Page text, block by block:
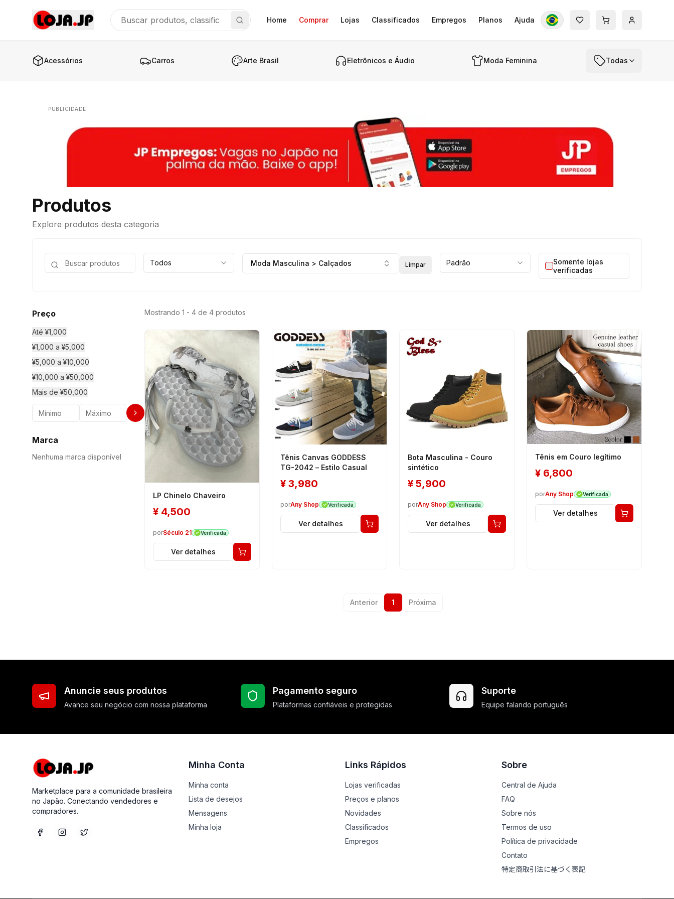
Home Comprar Lojas Classificados Empregos Planos Ajuda
Acessórios Carros Arte Brasil Eletrônicos e Áudio Moda Feminina Todas
PUBLICIDADE
Produtos
Explore produtos desta categoria
Todos Moda Masculina > Calçados Limpar Padrão
Somente lojas
verificadas
Preço
Até ¥1,000
¥1,000 a ¥5,000
¥5,000 a ¥10,000
¥10,000 a ¥50,000
Mais de ¥50,000
Marca
Nenhuma marca disponível
Mostrando 1 - 4 de 4 produtos
LP Chinelo Chaveiro
¥ 4,500
porSéculo 21 Verificada
Ver detalhes
Tênis Canvas GODDESS
TG-2042 – Estilo Casual
¥ 3,980
porAny Shop Verificada
Ver detalhes
Bota Masculina - Couro
sintético
¥ 5,900
porAny Shop Verificada
Ver detalhes
Tênis em Couro legítimo
¥ 6,800
porAny Shop Verificada
Ver detalhes
Anterior 1 Próxima
Anuncie seus produtos
Avance seu negócio com nossa plataforma
Pagamento seguro
Plataformas confiáveis e protegidas
Suporte
Equipe falando português
Marketplace para a comunidade brasileira
no Japão. Conectando vendedores e
compradores.
Minha Conta
Minha conta
Lista de desejos
Mensagens
Minha loja
Links Rápidos
Lojas verificadas
Preços e planos
Novidades
Classificados
Empregos
Sobre
Central de Ajuda
FAQ
Sobre nós
Termos de uso
Política de privacidade
Contato
特定商取引法に基づく表記